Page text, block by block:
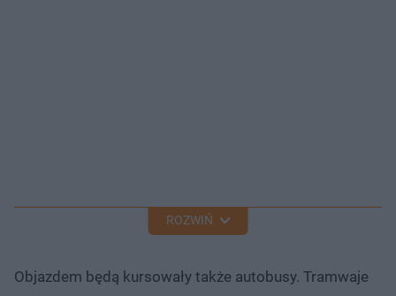
ROZWIŃ
Objazdem będą kursowały także autobusy. Tramwaje